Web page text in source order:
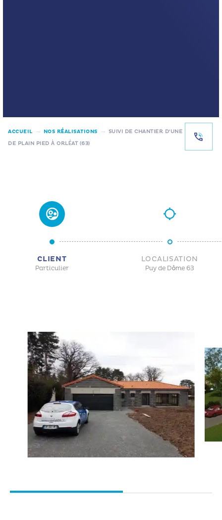
ACCUEIL → NOS RÉALISATIONS → SUIVI DE CHANTIER D’UNE MAISON
DE PLAIN PIED À ORLÉAT (63)
CLIENT
Particulier
LOCALISATION
Puy de Dôme 63